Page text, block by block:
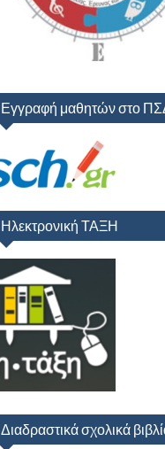
Εγγραφή μαθητών στο
Ηλεκτρονική ΤΑΞΗ
Διαδραστικά σχολικά